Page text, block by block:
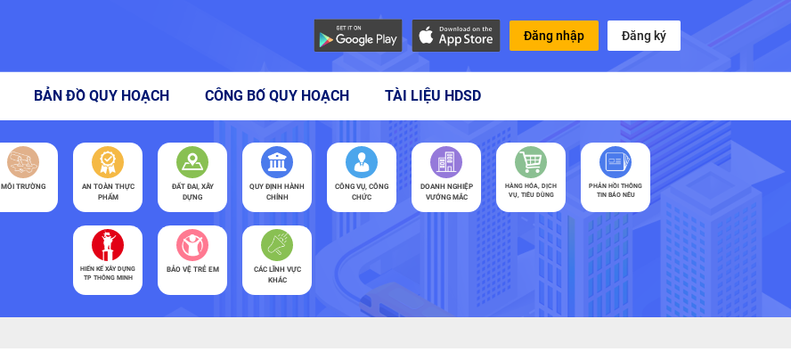
Đăng nhập Đăng ký
BẢN ĐỒ QUY HOẠCH CÔNG BỐ QUY HOẠCH TÀI LIỆU HDSD
MÔI TRƯỜNG
AN TOÀN THỰC
PHẨM
ĐẤT ĐAI, XÂY
DỰNG
QUY ĐỊNH HÀNH
CHÍNH
CÔNG VỤ, CÔNG
CHỨC
DOANH NGHIỆP
VƯỚNG MẮC
HÀNG HÓA, DỊCH
VỤ, TIÊU DÙNG
PHẢN HỒI THÔNG
TIN BÁO NÊU
HIẾN KẾ XÂY DỰNG
TP THÔNG MINH
BẢO VỆ TRẺ EM
CÁC LĨNH VỰC
KHÁC